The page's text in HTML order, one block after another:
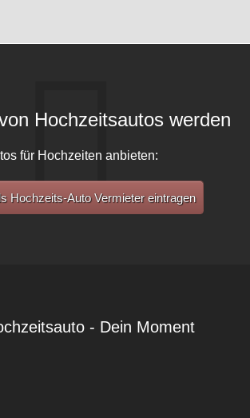
Hochzeitsautos werden
für Hochzeiten anbieten:
Hochzeits-Auto Vermieter eintragen
- Dein Moment